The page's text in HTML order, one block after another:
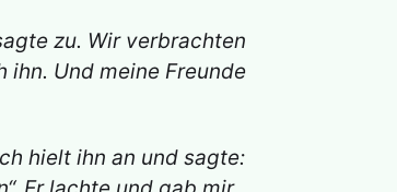
zu. Wir verbrachten
ihn. Und meine Freunde
hielt ihn an und sagte: